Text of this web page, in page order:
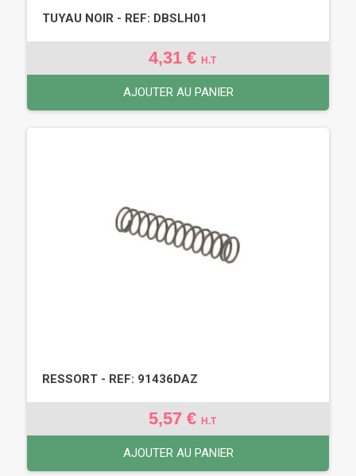
TUYAU NOIR - REF: DBSLH01
4,31 € H.T
AJOUTER AU PANIER
RESSORT - REF: 91436DAZ
5,57 € H.T
AJOUTER AU PANIER